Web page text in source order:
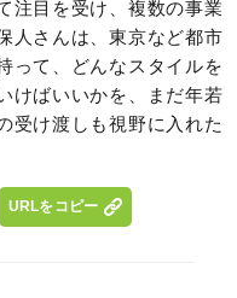
注目を受け、複数の事業
人さんは、東京など都市
って、どんなスタイルを
けばいいかを、まだ年若
受け渡しも視野に入れた
URLをコピー